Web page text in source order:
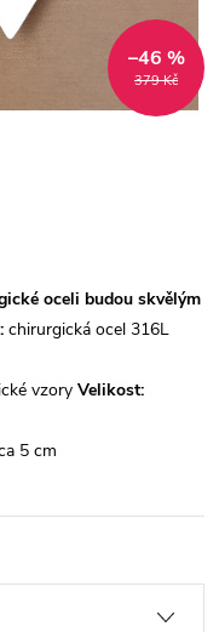
379 Kč
–46 %
oceli budou skvělým
chirurgická ocel 316L
vzory Velikost:
5 cm